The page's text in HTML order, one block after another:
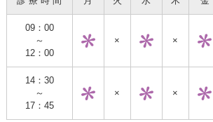
09：00
～
12：00
× ×
14：30
～
17：45
× ×